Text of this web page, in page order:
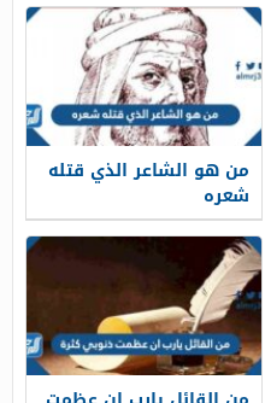
من هو الشاعر الذي قتله
شعره